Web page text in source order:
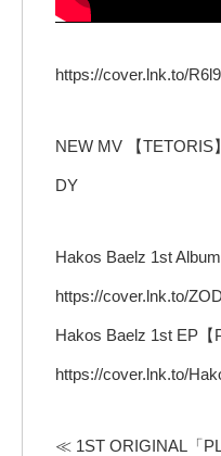
https://cover.lnk.to/
NEW MV 【TETORIS
DY
Hakos Baelz 1st
https://cover.lnk.to/
Hakos Baelz 1st EP
https://cover.lnk.to/
≪ 1ST ORIGINAL「